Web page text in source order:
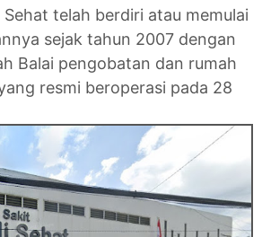
telah berdiri atau memulai
sejak tahun 2007 dengan
Balai pengobatan dan rumah
resmi beroperasi pada 28